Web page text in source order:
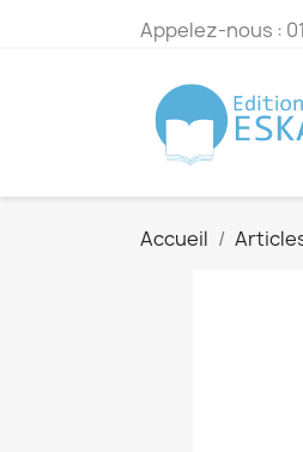
Appelez-nous :
Accueil